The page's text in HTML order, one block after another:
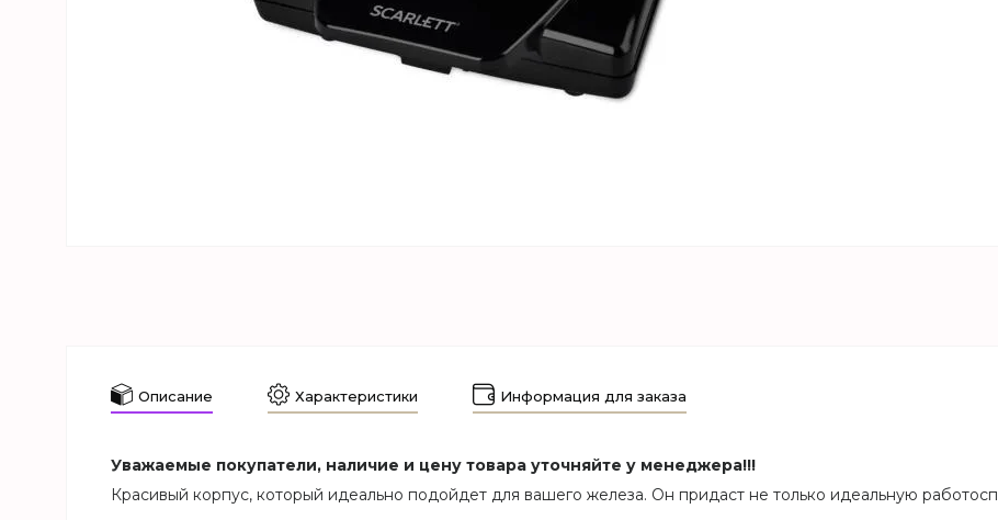
Описание Характеристики Информация для заказа
Уважаемые покупатели, наличие и цену товара уточняйте у менеджера!!!
Красивый корпус, который идеально подойдет для вашего железа. Он придаст не только идеальную